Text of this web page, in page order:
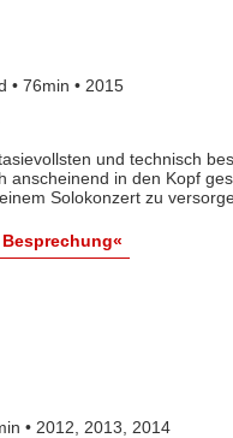
• 76min • 2015
und technisch
anscheinend in den Kopf
Solokonzert zu
Besprechung«
• 2012, 2013, 2014